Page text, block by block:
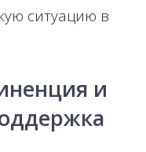
ситуацию в
и